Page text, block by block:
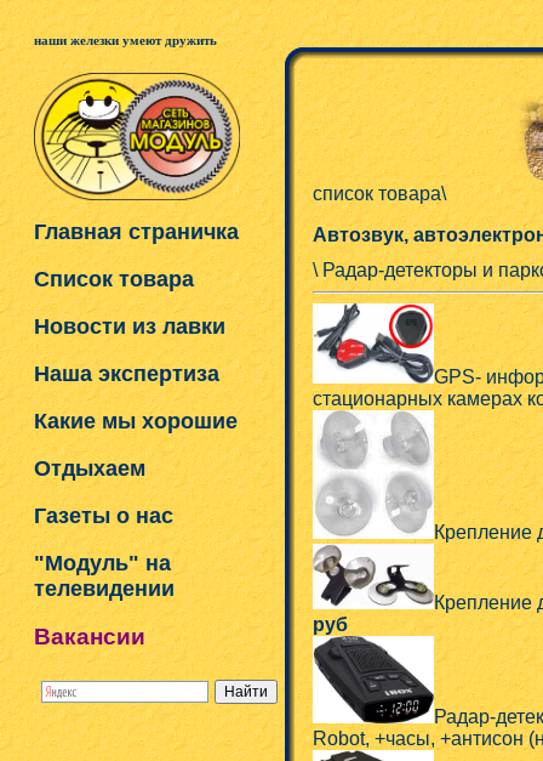
наши железки умеют дружить
Главная страничка
Список товара
Новости из лавки
Наша экспертиза
Какие мы хорошие
Отдыхаем
Газеты о нас
"Модуль" на
телевидении
Вакансии
список товара\
Автозвук,
\ Радар-детекторы и
GPS-
стационарных камерах
Крепление
Крепление
руб
Радар-
Robot, +часы, +антисон